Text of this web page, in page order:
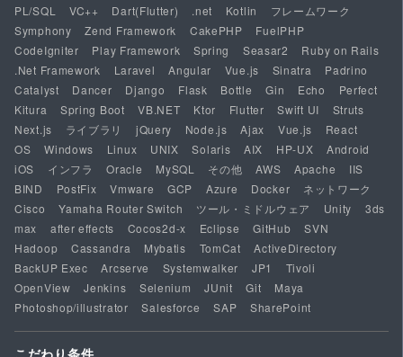
PL/SQL
VC++ Dart(Flutter) .net Kotlin
フレームワーク
Symphony
Zend Framework CakePHP
FuelPHP
CodeIgniter
Play Framework Spring Seasar2
Ruby on Rails
.Net Framework
Laravel Angular Vue.js Sinatra
Padrino
Catalyst
Dancer Django Flask Bottle Gin Echo
Perfect
Kitura
Spring Boot VB.NET Ktor Flutter Swift UI
Struts
Next.js
ライブラリ jQuery Node.js Ajax Vue.js
React
OS
Windows Linux UNIX Solaris AIX HP-UX
Android
iOS
インフラ Oracle MySQL その他 AWS Apache
IIS
BIND
PostFix Vmware GCP Azure Docker
ネットワーク
Cisco
Yamaha Router Switch ツール・ミドルウェア Unity
3ds
max
after effects Cocos2d-x Eclipse GitHub
SVN
Hadoop
Cassandra Mybatis TomCat
ActiveDirectory
BackUP Exec
Arcserve Systemwalker JP1
Tivoli
OpenView
Jenkins Selenium JUnit Git
Maya
Photoshop/illustrator
Salesforce SAP SharePoint